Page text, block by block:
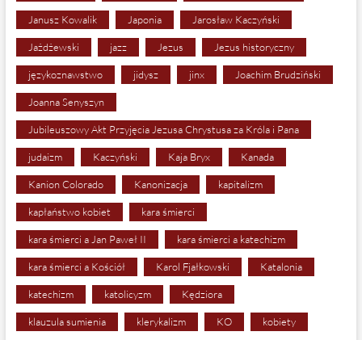
Janusz Kowalik Japonia Jarosław Kaczyński
Jażdżewski jazz Jezus Jezus historyczny
językoznawstwo jidysz jinx Joachim Brudziński
Joanna Senyszyn
Jubileuszowy Akt Przyjęcia Jezusa Chrystusa za Króla i Pana
judaizm Kaczyński Kaja Bryx Kanada
Kanion Colorado Kanonizacja kapitalizm
kapłaństwo kobiet kara śmierci
kara śmierci a Jan Paweł II kara śmierci a katechizm
kara śmierci a Kościół Karol Fjałkowski Katalonia
katechizm katolicyzm Kędziora
klauzula sumienia klerykalizm KO kobiety